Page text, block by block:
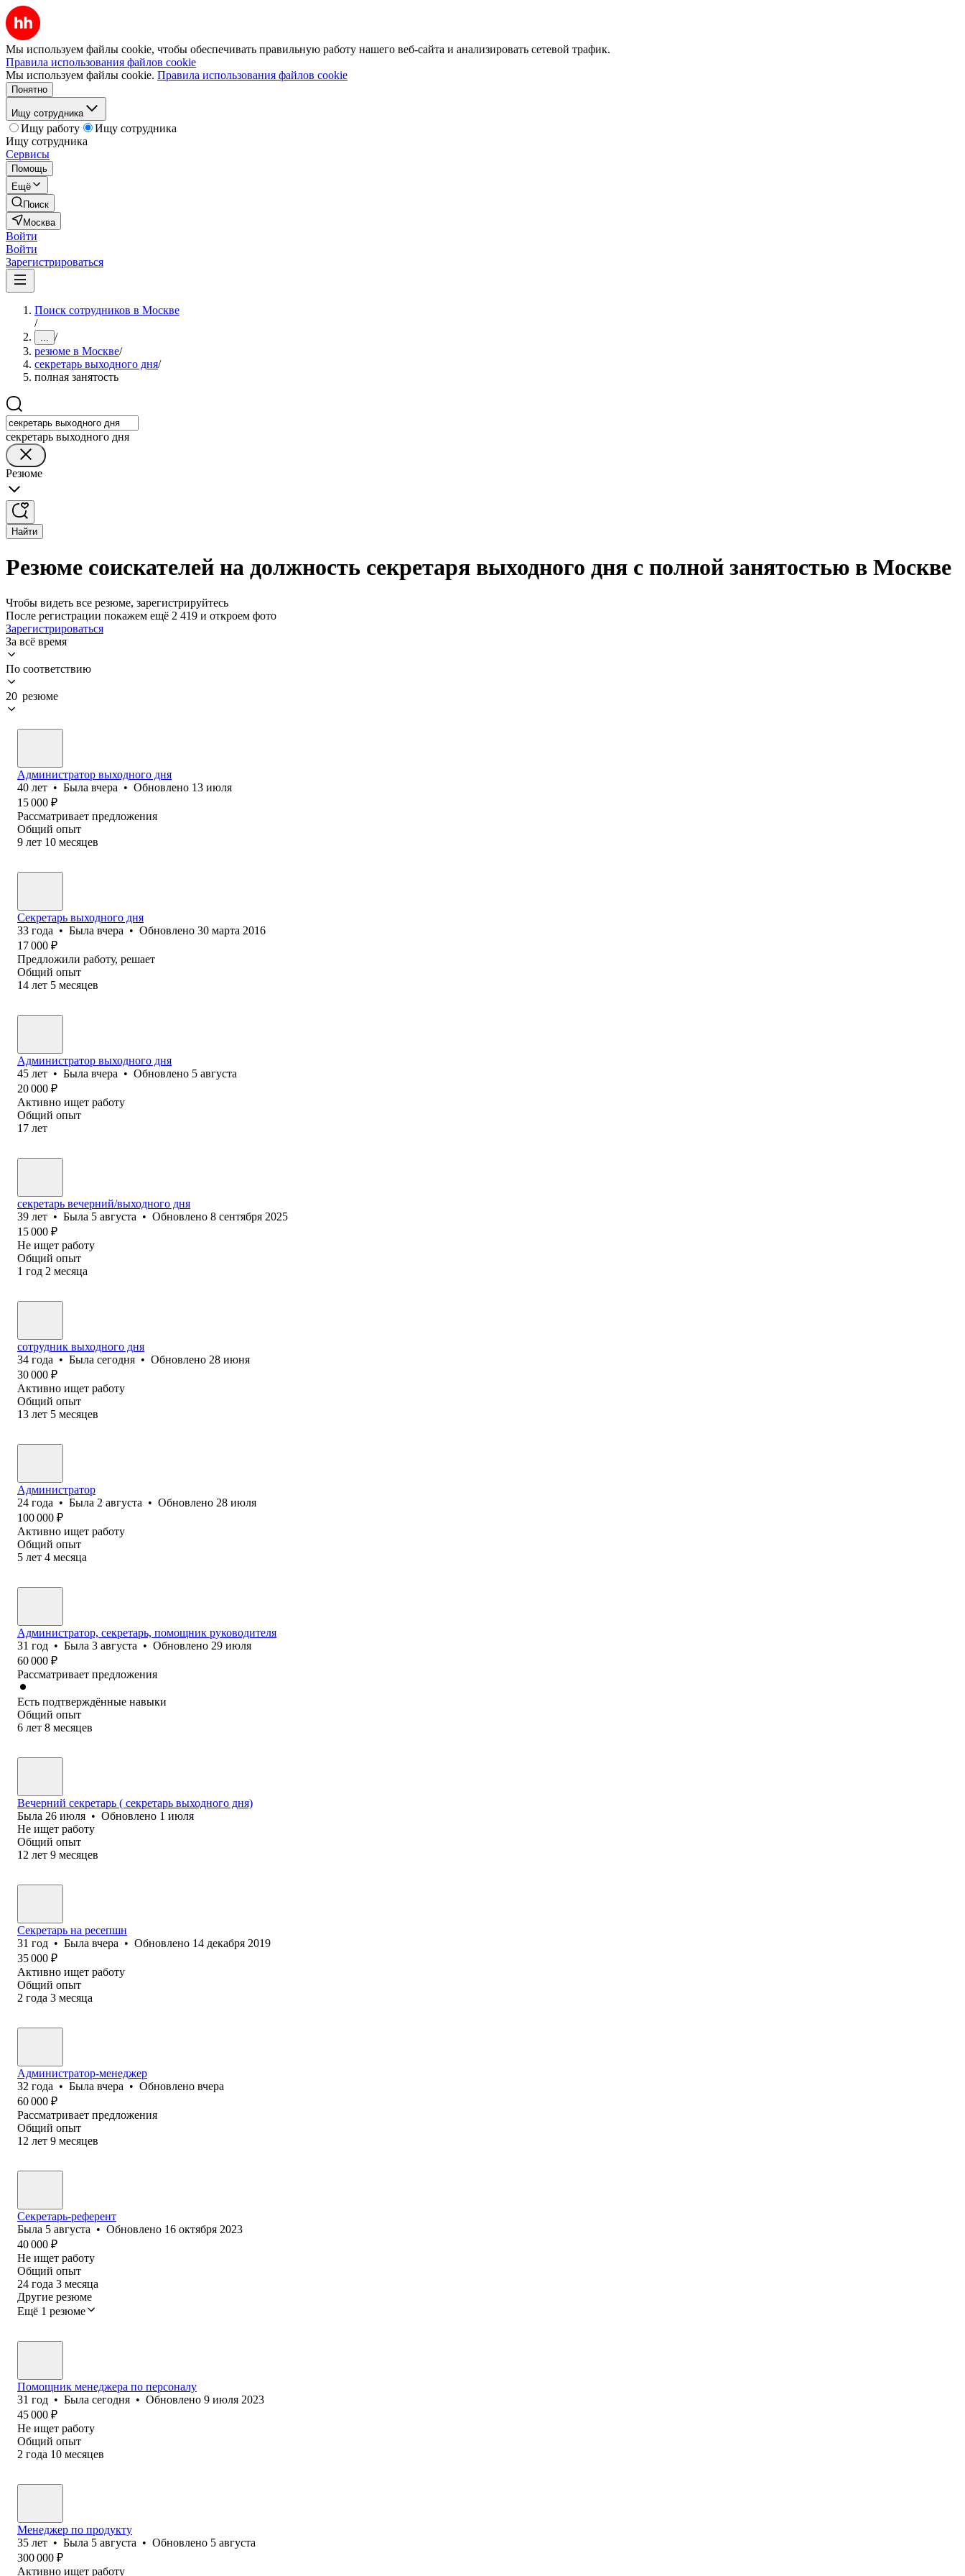
Мы используем файлы cookie, чтобы обеспечивать правильную работу нашего веб-сайта и анализировать сетевой трафик.
Правила использования файлов cookie
Мы используем файлы cookie. Правила использования файлов cookie
Понятно
Ищу сотрудника
Ищу работу
Ищу сотрудника
Ищу сотрудника
Сервисы
Помощь
Ещё
Поиск
Москва
Войти
Войти
Зарегистрироваться
Поиск сотрудников в Москве
/
... /
резюме в Москве/
секретарь выходного дня/
полная занятость
секретарь выходного дня
Резюме
Найти
Резюме соискателей на должность секретаря выходного дня с полной занятостью в Москве
Чтобы видеть все резюме, зарегистрируйтесь
После регистрации покажем ещё 2 419 и откроем фото
Зарегистрироваться
За всё время
По соответствию
20 резюме
Администратор выходного дня
40 лет • Была вчера • Обновлено 13 июля
15 000 ₽
Рассматривает предложения
Общий опыт
9 лет 10 месяцев
Секретарь выходного дня
33 года • Была вчера • Обновлено 30 марта 2016
17 000 ₽
Предложили работу, решает
Общий опыт
14 лет 5 месяцев
Администратор выходного дня
45 лет • Была вчера • Обновлено 5 августа
20 000 ₽
Активно ищет работу
Общий опыт
17 лет
секретарь вечерний/выходного дня
39 лет • Была 5 августа • Обновлено 8 сентября 2025
15 000 ₽
Не ищет работу
Общий опыт
1 год 2 месяца
сотрудник выходного дня
34 года • Была сегодня • Обновлено 28 июня
30 000 ₽
Активно ищет работу
Общий опыт
13 лет 5 месяцев
Администратор
24 года • Была 2 августа • Обновлено 28 июля
100 000 ₽
Активно ищет работу
Общий опыт
5 лет 4 месяца
Администратор, секретарь, помощник руководителя
31 год • Была 3 августа • Обновлено 29 июля
60 000 ₽
Рассматривает предложения
Есть подтверждённые навыки
Общий опыт
6 лет 8 месяцев
Вечерний секретарь ( секретарь выходного дня)
Была 26 июля • Обновлено 1 июля
Не ищет работу
Общий опыт
12 лет 9 месяцев
Секретарь на ресепшн
31 год • Была вчера • Обновлено 14 декабря 2019
35 000 ₽
Активно ищет работу
Общий опыт
2 года 3 месяца
Администратор-менеджер
32 года • Была вчера • Обновлено вчера
60 000 ₽
Рассматривает предложения
Общий опыт
12 лет 9 месяцев
Секретарь-референт
Была 5 августа • Обновлено 16 октября 2023
40 000 ₽
Не ищет работу
Общий опыт
24 года 3 месяца
Другие резюме
Ещё 1 резюме
Помощник менеджера по персоналу
31 год • Была сегодня • Обновлено 9 июля 2023
45 000 ₽
Не ищет работу
Общий опыт
2 года 10 месяцев
Менеджер по продукту
35 лет • Была 5 августа • Обновлено 5 августа
300 000 ₽
Активно ищет работу